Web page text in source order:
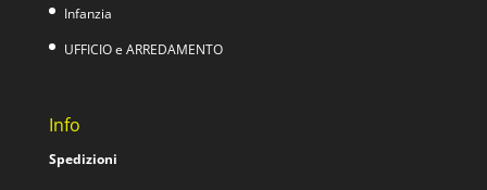
Infanzia
UFFICIO e ARREDAMENTO
Info
Spedizioni